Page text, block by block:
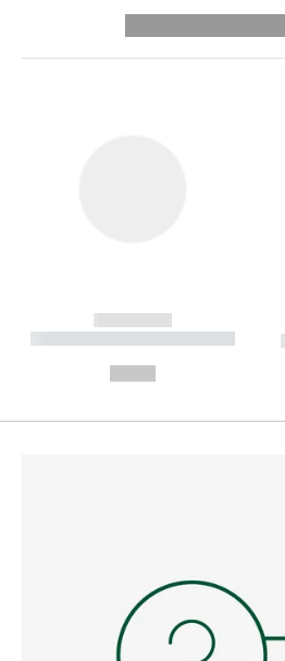
------------
----------- ----------- --------